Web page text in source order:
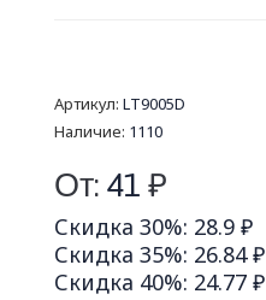
Артикул: LT9005D
Наличие: 1110
От: 41 ₽
Скидка 30%: 28.9 ₽
Скидка 35%: 26.84 ₽
Скидка 40%: 24.77 ₽